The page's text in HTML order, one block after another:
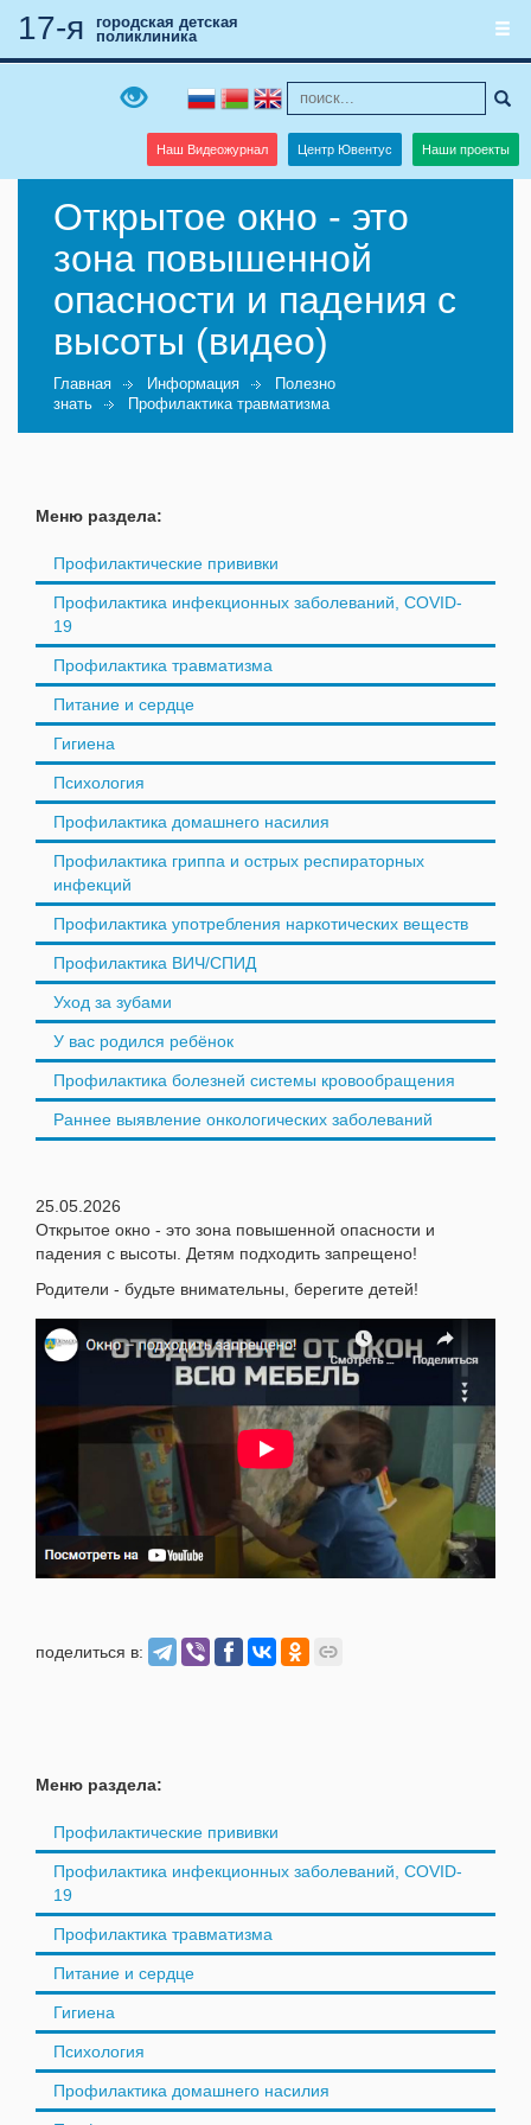
Наш Видеожурнал Центр Ювентус Наши проекты
17-я
городская детская
поликлиника
Открытое окно - это
зона повышенной
опасности и падения с
высоты (видео)
Главная Информация
Полезно
знать
Профилактика травматизма
Меню раздела:
Профилактические прививки
Профилактика инфекционных заболеваний, COVID-
19
Профилактика травматизма
Питание и сердце
Гигиена
Психология
Профилактика домашнего насилия
Профилактика гриппа и острых респираторных
инфекций
Профилактика употребления наркотических веществ
Профилактика ВИЧ/СПИД
Уход за зубами
У вас родился ребёнок
Профилактика болезней системы кровообращения
Раннее выявление онкологических заболеваний
25.05.2026
Открытое окно - это зона повышенной опасности и
падения с высоты. Детям подходить запрещено!
Родители - будьте внимательны, берегите детей!
поделиться в:
Меню раздела:
Профилактические прививки
Профилактика инфекционных заболеваний, COVID-
19
Профилактика травматизма
Питание и сердце
Гигиена
Психология
Профилактика домашнего насилия